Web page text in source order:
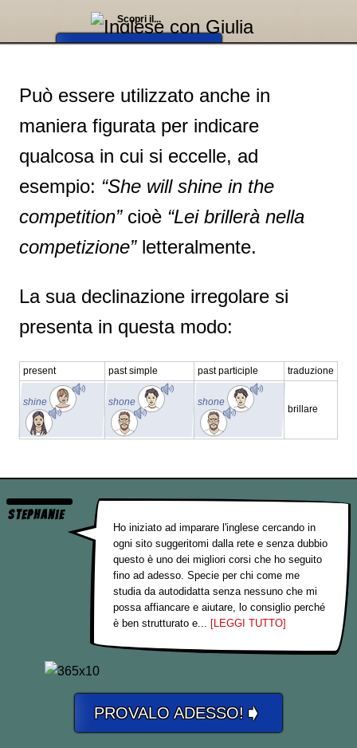
Scopri il...
➧
Può essere utilizzato anche in
maniera figurata per indicare
qualcosa in cui si eccelle, ad
esempio: “She will shine in the
competition”cioè “Lei brillerà nella
competizione”letteralmente.
La sua declinazione irregolare si
presenta in questa modo:
present past simple past participle traduzione
shine shone shone
brillare
Stephanie
Ho iniziato ad imparare l'inglese cercando in
ogni sito suggeritomi dalla rete e senza dubbio
questo è uno dei migliori corsi che ho seguito
fino ad adesso. Specie per chi come me
studia da autodidatta senza nessuno che mi
possa affiancare e aiutare, lo consiglio perché
è ben strutturato e... [LEGGI TUTTO]
PROVALO ADESSO! ➧